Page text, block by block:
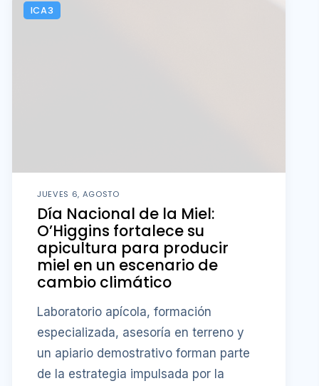
ICA3
JUEVES 6, AGOSTO
Día Nacional de la Miel:
O’Higgins fortalece su
apicultura para producir
miel en un escenario de
cambio climático
Laboratorio apícola, formación
especializada, asesoría en terreno y
un apiario demostrativo forman parte
de la estrategia impulsada por la